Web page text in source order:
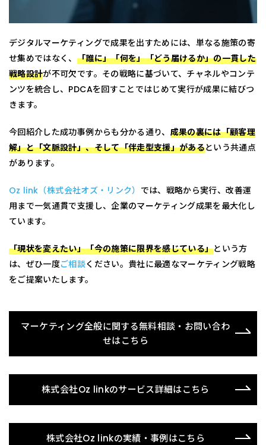
デジタルマーケティングで成果を出すためには、単なる施策の寄
せ集めではなく、 「誰に」「何を」「どう届けるか」の一貫した
戦略設計が不可欠です。その戦略に基づいて、チャネルやコンテ
ンツを統合し、PDCAを回すことではじめて実行が成果に結びつ
きます。
今回紹介した成功事例からも分かる通り、 成果の裏には「顧客理
解」と「文脈設計」、そして「伴走型支援」があるという共通点
があります。
Oz link（株式会社オズ・リンク） では、戦略から実行、改善運
用まで一気通貫で支援し、企業のマーケティング成果を最大化し
ています。
「現状を変えたい」「今の施策に限界を感じている」という方
は、ぜひ一度ご相談ください。貴社に最適なマーケティング戦略
をご提案いたします。
マーケティング全般に関する無料相談・お問い合わ
せはこちら
株式会社Oz linkのサービス詳細はこちら
株式会社Oz linkの実績・事例はこちら